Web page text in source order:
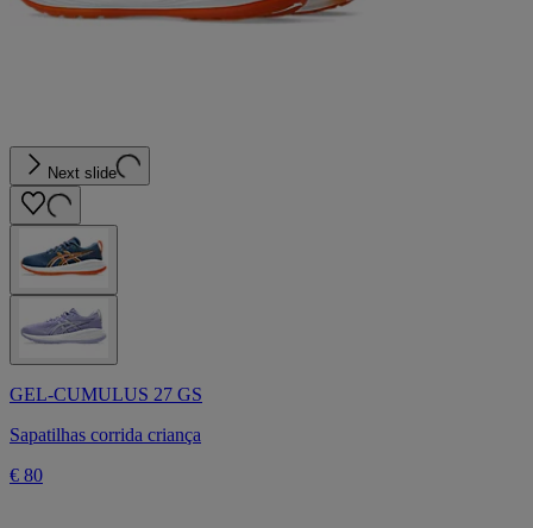
Next slide
GEL-CUMULUS 27 GS
Sapatilhas corrida criança
€ 80